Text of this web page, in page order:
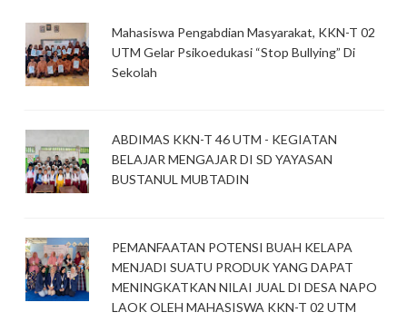
Mahasiswa Pengabdian Masyarakat, KKN-T 02
UTM Gelar Psikoedukasi “Stop Bullying” Di
Sekolah
ABDIMAS KKN-T 46 UTM - KEGIATAN
BELAJAR MENGAJAR DI SD YAYASAN
BUSTANUL MUBTADIN
PEMANFAATAN POTENSI BUAH KELAPA
MENJADI SUATU PRODUK YANG DAPAT
MENINGKATKAN NILAI JUAL DI DESA NAPO
LAOK OLEH MAHASISWA KKN-T 02 UTM